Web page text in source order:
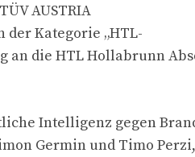
AUSTRIA
Kategorie „HTL-
an die HTL Hollabrunn
Intelligenz gegen
Germin und Timo